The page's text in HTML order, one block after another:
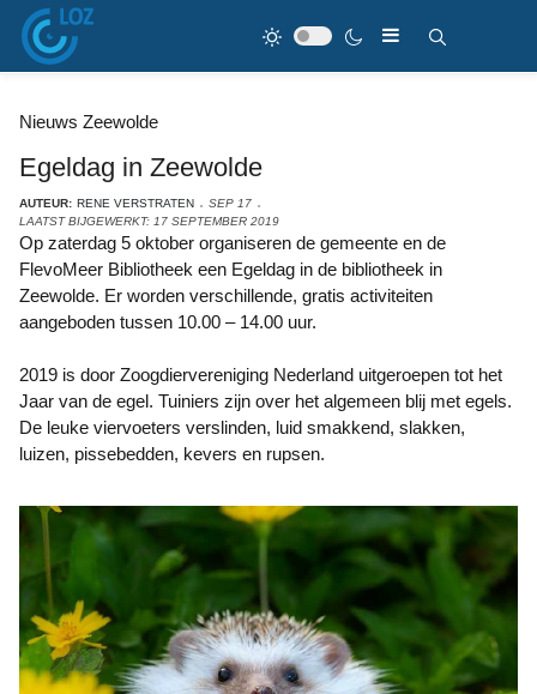
Nieuws Zeewolde
Egeldag in Zeewolde
AUTEUR: RENE VERSTRATEN
SEP 17
LAATST BIJGEWERKT: 17 SEPTEMBER 2019
Op zaterdag 5 oktober organiseren de gemeente en de
FlevoMeer Bibliotheek een Egeldag in de bibliotheek in
Zeewolde. Er worden verschillende, gratis activiteiten
aangeboden tussen 10.00 – 14.00 uur.
2019 is door Zoogdiervereniging Nederland uitgeroepen tot het
Jaar van de egel. Tuiniers zijn over het algemeen blij met egels.
De leuke viervoeters verslinden, luid smakkend, slakken,
luizen, pissebedden, kevers en rupsen.